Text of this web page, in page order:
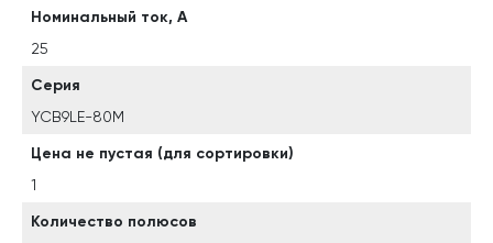
Номинальный ток, А
25
Серия
YCB9LE-80M
Цена не пустая (для сортировки)
1
Количество полюсов